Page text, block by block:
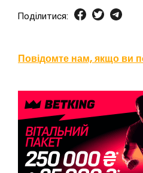
Поділитися:
Повідомте нам, якщо ви